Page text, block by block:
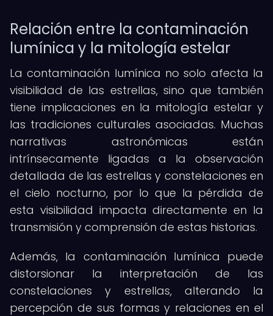
Relación entre la contaminación
lumínica y la mitología estelar
La contaminación lumínica no solo afecta la
visibilidad de las estrellas, sino que también
tiene implicaciones en la mitología estelar y
las tradiciones culturales asociadas. Muchas
narrativas astronómicas están
intrínsecamente ligadas a la observación
detallada de las estrellas y constelaciones en
el cielo nocturno, por lo que la pérdida de
esta visibilidad impacta directamente en la
transmisión y comprensión de estas historias.
Además, la contaminación lumínica puede
distorsionar la interpretación de las
constelaciones y estrellas, alterando la
percepción de sus formas y relaciones en el